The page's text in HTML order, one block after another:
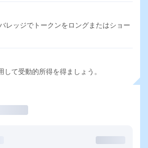
レッジでトークンをロングまたはショー
して受動的所得を得ましょう。